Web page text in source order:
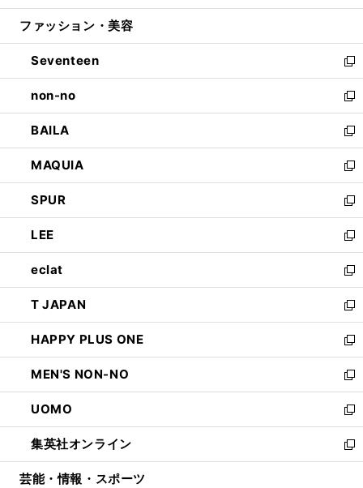
開
ウ
開
く
ン
ウ
で
開
く
ウ
ン
ド
ウ
で
開
く
ファッション・美容
Seventeen
新
し
い
ウ
ィ
ン
ド
ウ
で
開
く
non-no
新
し
い
ウ
ィ
ン
ド
ウ
で
開
く
BAILA
新
し
い
ウ
ィ
ン
ド
ウ
で
開
く
MAQUIA
新
し
い
ウ
ィ
ン
ド
ウ
で
開
く
SPUR
新
し
い
ウ
ィ
ン
ド
ウ
で
開
く
LEE
新
し
い
ウ
ィ
ン
ド
ウ
で
開
く
eclat
新
し
い
ウ
ィ
ン
ド
ウ
で
開
く
T JAPAN
新
し
い
ウ
ィ
ン
ド
ウ
で
開
HAPPY PLUS ONE
新
し
い
ウ
ィ
ン
ド
ウ
MEN'S NON-NO
新
し
い
ウ
ィ
ン
UOMO
新
し
い
ウ
集英社オンライン
新
し
芸能・情報・スポーツ